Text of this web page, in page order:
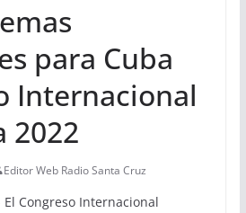
para Cuba
Internacional
2022
Editor Web Radio Santa Cruz
El Congreso Internacional